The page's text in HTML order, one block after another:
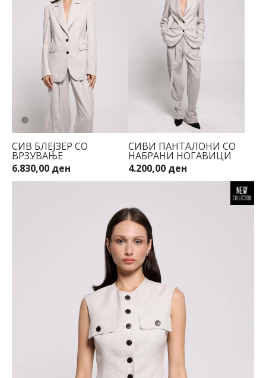
СИВ БЛЕЈЗЕР СО
ВРЗУВАЊЕ
6.830,00 ден
СИВИ ПАНТАЛОНИ СО
НАБРАНИ НОГАВИЦИ
4.200,00 ден